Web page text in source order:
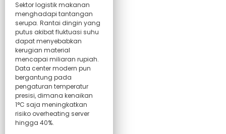
Sektor logistik makanan
menghadapi tantangan
serupa. Rantai dingin yang
putus akibat fluktuasi suhu
dapat menyebabkan
kerugian material
mencapai miliaran rupiah.
Data center modern pun
bergantung pada
pengaturan temperatur
presisi, dimana kenaikan
1°C saja meningkatkan
risiko overheating server
hingga 40%.